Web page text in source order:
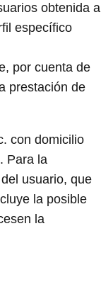
obtenida a
específico
por cuenta de
prestación de
con domicilio
Para la
usuario, que
la posible
la